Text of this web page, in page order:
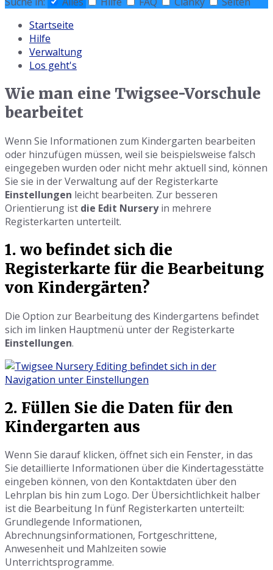
Startseite
Hilfe
Verwaltung
Los geht's
Wie man eine Twigsee-Vorschule
bearbeitet
Wenn Sie Informationen zum Kindergarten bearbeiten
oder hinzufügen müssen, weil sie beispielsweise falsch
eingegeben wurden oder nicht mehr aktuell sind, können
Sie sie in der Verwaltung auf der Registerkarte
Einstellungen leicht bearbeiten. Zur besseren
Orientierung ist die Edit Nurseryin mehrere
Registerkarten unterteilt.
1. wo befindet sich die
Registerkarte für die Bearbeitung
von Kindergärten?
Die Option zur Bearbeitung des Kindergartens befindet
sich im linken Hauptmenü unter der Registerkarte
Einstellungen.
2. Füllen Sie die Daten für den
Kindergarten aus
Wenn Sie darauf klicken, öffnet sich ein Fenster, in das
Sie detaillierte Informationen über die Kindertagesstätte
eingeben können, von den Kontaktdaten über den
Lehrplan bis hin zum Logo. Der Übersichtlichkeit halber
ist die Bearbeitung In fünf Registerkarten unterteilt:
Grundlegende Informationen,
Abrechnungsinformationen, Fortgeschrittene,
Anwesenheit und Mahlzeiten sowie
Unterrichtsprogramme.